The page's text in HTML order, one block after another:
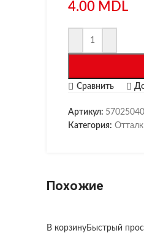
4.00 MDL
Сравнить
Артикул:
Категория:
Похожие
В корзинуБыстрый